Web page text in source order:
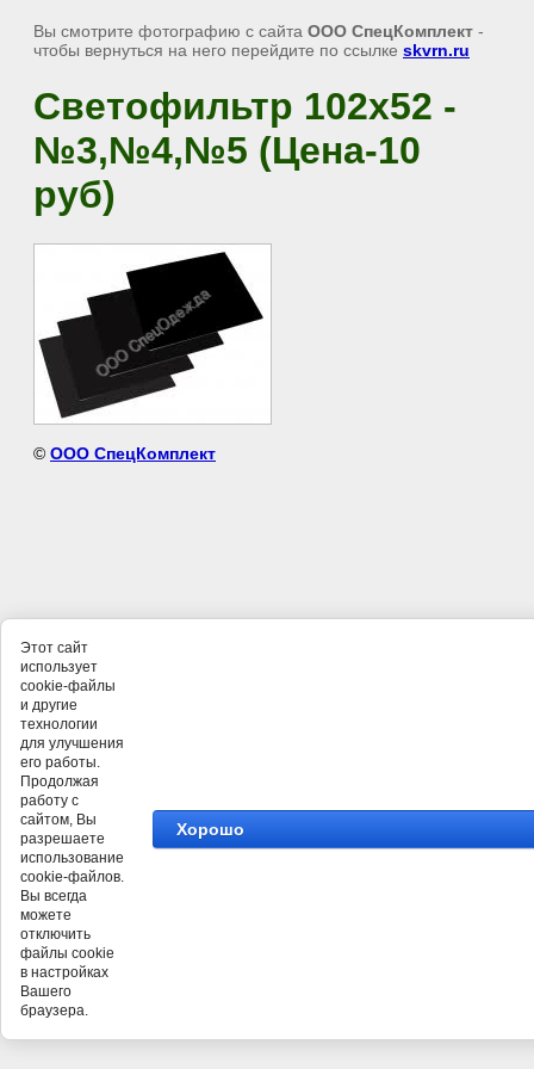
Вы смотрите фотографию с сайта ООО СпецКомплект -
чтобы вернуться на него перейдите по ссылке skvrn.ru
Светофильтр 102х52 -
№3,№4,№5 (Цена-10
руб)
© ООО СпецКомплект
Этот сайт
использует
cookie-файлы
и другие
технологии
для улучшения
его работы.
Продолжая
работу с
сайтом, Вы
разрешаете
использование
cookie-файлов.
Вы всегда
можете
отключить
файлы cookie
в настройках
Вашего
браузера.
Хорошо